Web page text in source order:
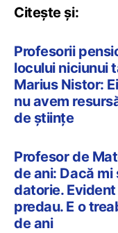
Citește și:
Profesorii
locului niciunui
Marius Nistor:
nu avem
de științe
Profesor de
de ani: Dacă
datorie.
predau. E o
de ani